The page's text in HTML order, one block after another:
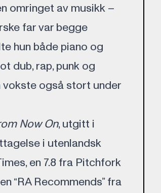
omringet av musikk –
far var begge
hun både piano og
dub, rap, punk og
vokste også stort under
Now On, utgitt i
i utenlandsk
en 7.8 fra Pitchfork
“RA Recommends” fra